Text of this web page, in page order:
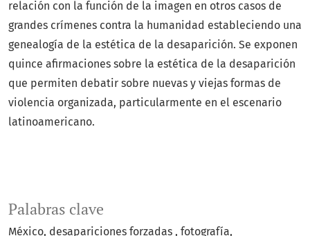
Palabras clave
México desapariciones forzadas
fotografía
relación con la función de la imagen en otros casos de
grandes crímenes contra la humanidad estableciendo una
genealogía de la estética de la desaparición. Se exponen
quince afirmaciones sobre la estética de la desaparición
que permiten debatir sobre nuevas y viejas formas de
violencia organizada, particularmente en el escenario
latinoamericano.